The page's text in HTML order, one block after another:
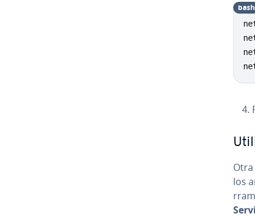
bash
los